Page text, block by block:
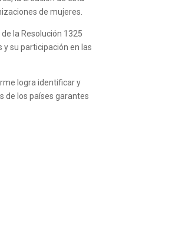
de mujeres.
la Resolución 1325
y su participación en las
logra identificar y
de los países garantes